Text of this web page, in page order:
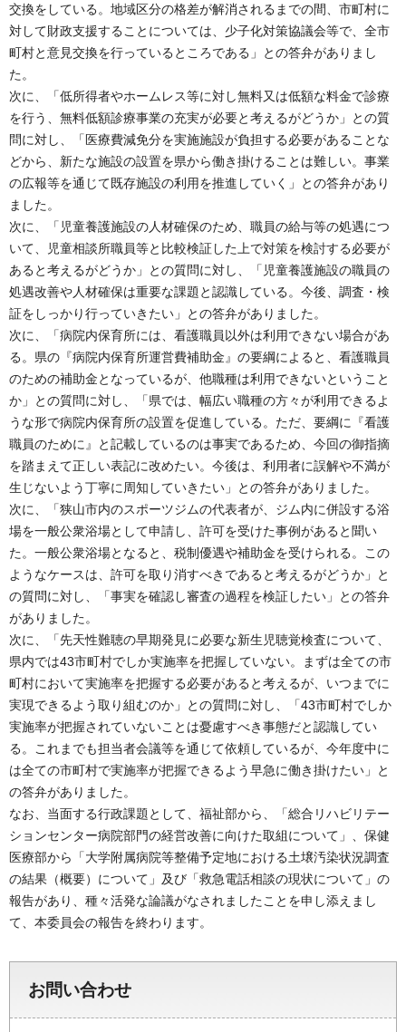
交換をしている。地域区分の格差が解消されるまでの間、市町村に
対して財政支援することについては、少子化対策協議会等で、全市
町村と意見交換を行っているところである」との答弁がありまし
た。
次に、「低所得者やホームレス等に対し無料又は低額な料金で診療
を行う、無料低額診療事業の充実が必要と考えるがどうか」との質
問に対し、「医療費減免分を実施施設が負担する必要があることな
どから、新たな施設の設置を県から働き掛けることは難しい。事業
の広報等を通じて既存施設の利用を推進していく」との答弁があり
ました。
次に、「児童養護施設の人材確保のため、職員の給与等の処遇につ
いて、児童相談所職員等と比較検証した上で対策を検討する必要が
あると考えるがどうか」との質問に対し、「児童養護施設の職員の
処遇改善や人材確保は重要な課題と認識している。今後、調査・検
証をしっかり行っていきたい」との答弁がありました。
次に、「病院内保育所には、看護職員以外は利用できない場合があ
る。県の『病院内保育所運営費補助金』の要綱によると、看護職員
のための補助金となっているが、他職種は利用できないということ
か」との質問に対し、「県では、幅広い職種の方々が利用できるよ
うな形で病院内保育所の設置を促進している。ただ、要綱に『看護
職員のために』と記載しているのは事実であるため、今回の御指摘
を踏まえて正しい表記に改めたい。今後は、利用者に誤解や不満が
生じないよう丁寧に周知していきたい」との答弁がありました。
次に、「狭山市内のスポーツジムの代表者が、ジム内に併設する浴
場を一般公衆浴場として申請し、許可を受けた事例があると聞い
た。一般公衆浴場となると、税制優遇や補助金を受けられる。この
ようなケースは、許可を取り消すべきであると考えるがどうか」と
の質問に対し、「事実を確認し審査の過程を検証したい」との答弁
がありました。
次に、「先天性難聴の早期発見に必要な新生児聴覚検査について、
県内では43市町村でしか実施率を把握していない。まずは全ての市
町村において実施率を把握する必要があると考えるが、いつまでに
実現できるよう取り組むのか」との質問に対し、「43市町村でしか
実施率が把握されていないことは憂慮すべき事態だと認識してい
る。これまでも担当者会議等を通じて依頼しているが、今年度中に
は全ての市町村で実施率が把握できるよう早急に働き掛けたい」と
の答弁がありました。
なお、当面する行政課題として、福祉部から、「総合リハビリテー
ションセンター病院部門の経営改善に向けた取組について」、保健
医療部から「大学附属病院等整備予定地における土壌汚染状況調査
の結果（概要）について」及び「救急電話相談の現状について」の
報告があり、種々活発な論議がなされましたことを申し添えまし
て、本委員会の報告を終わります。
お問い合わせ